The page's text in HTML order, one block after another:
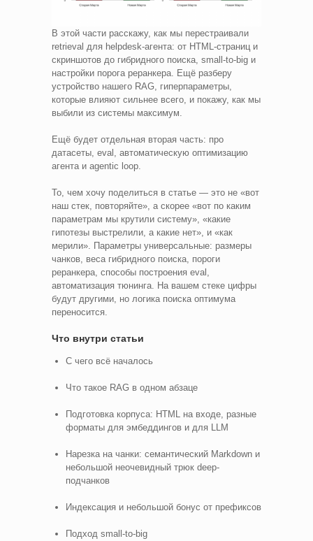
В этой части расскажу, как мы перестраивали
retrieval для helpdesk-агента: от HTML-страниц и
скриншотов до гибридного поиска, small-to-big и
настройки порога реранкера. Ещё разберу
устройство нашего RAG, гиперпараметры,
которые влияют сильнее всего, и покажу, как мы
выбили из системы максимум.
Ещё будет отдельная вторая часть: про
датасеты, eval, автоматическую оптимизацию
агента и agentic loop.
То, чем хочу поделиться в статье — это не «вот
наш стек, повторяйте», а скорее «вот по каким
параметрам мы крутили систему», «какие
гипотезы выстрелили, а какие нет», и «как
мерили». Параметры универсальные: размеры
чанков, веса гибридного поиска, пороги
реранкера, способы построения eval,
автоматизация тюнинга. На вашем стеке цифры
будут другими, но логика поиска оптимума
переносится.
Что внутри статьи
С чего всё началось
Что такое RAG в одном абзаце
Подготовка корпуса: HTML на входе, разные
форматы для эмбеддингов и для LLM
Нарезка на чанки: семантический Markdown и
небольшой неочевидный трюк deep-
подчанков
Индексация и небольшой бонус от префиксов
Подход small-to-big